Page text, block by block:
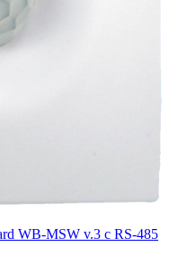
WB-MSW v.3 c RS-485